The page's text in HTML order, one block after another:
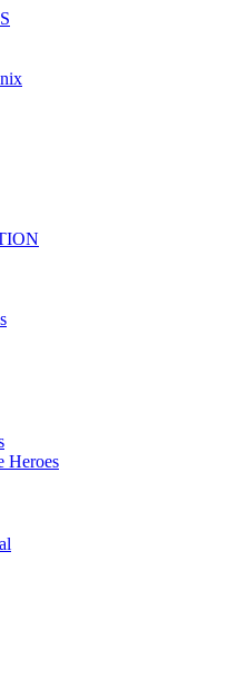
Heroes